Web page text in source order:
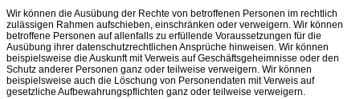
Wir können die Ausübung der Rechte von betroffenen Personen im rechtlich
zulässigen Rahmen aufschieben, einschränken oder verweigern. Wir können
betroffene Personen auf allenfalls zu erfüllende Voraussetzungen für die
Ausübung ihrer datenschutzrechtlichen Ansprüche hinweisen. Wir können
beispielsweise die Auskunft mit Verweis auf Geschäftsgeheimnisse oder den
Schutz anderer Personen ganz oder teilweise verweigern. Wir können
beispielsweise auch die Löschung von Personendaten mit Verweis auf
gesetzliche Aufbewahrungspflichten ganz oder teilweise verweigern.